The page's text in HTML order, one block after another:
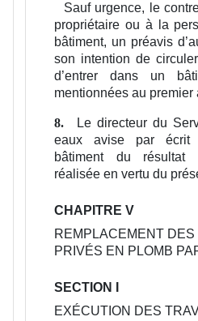
Sauf urgence, le
propriétaire ou à la
bâtiment, un préavis
son intention de
d’entrer dans un
mentionnées au premier
8.
Le directeur du
eaux avise par écrit
bâtiment du résultat
réalisée en vertu du
CHAPITRE V
REMPLACEMENT
PRIVÉS EN PLOMB
SECTION I
EXÉCUTION DES